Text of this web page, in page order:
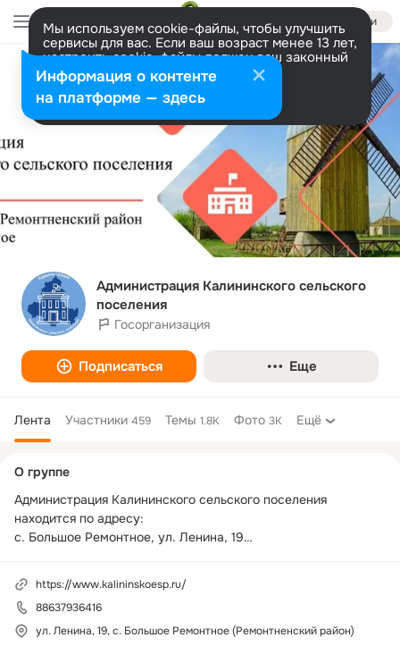
Войти
Мы используем cookie-файлы, чтобы улучшить
сервисы для вас. Если ваш возраст менее 13 лет,
настроить cookie-файлы должен ваш законный
представитель. Больше информации
Разрешить все Настроить
Администрация Калининского сельского
поселения
Госорганизация
Подписаться Еще
Лента Участники 459 Темы 1.8K Фото 3K Ещё
колонка
О группе
Администрация Калининского сельского поселения
находится по адресу:
с. Большое Ремонтное, ул. Ленина, 19
пн - 08:00-17:00
вт-пт - 08:00-16:00
Эл. почта - sp32340@donpac.ru
Справочный телефон 8(86379) 3-64-16.
https://www.kalininskoesp.ru/
88637936416
ул. Ленина, 19, с. Большое Ремонтное (Ремонтненский район)
Информация о контенте
на платформе — здесь